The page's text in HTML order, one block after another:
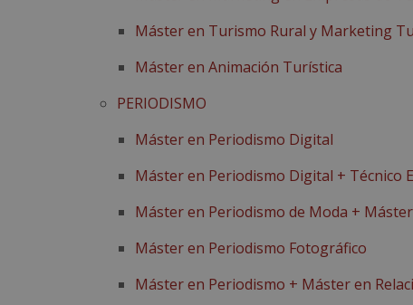
Máster en Turismo Rural y Marketing
Máster en Animación Turística
PERIODISMO
Máster en Periodismo Digital
Máster en Periodismo Digital + Técnico
Máster en Periodismo de Moda +
Máster en Periodismo Fotográfico
Máster en Periodismo + Máster en